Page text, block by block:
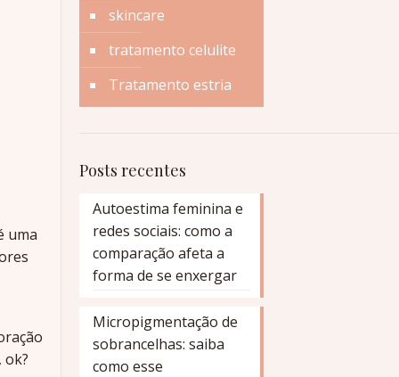
uma
skincare
tratamento celulite
Tratamento estria
Posts recentes
Autoestima feminina e
redes sociais: como a
comparação afeta a
forma de se enxergar
Micropigmentação de
sobrancelhas: saiba
como esse